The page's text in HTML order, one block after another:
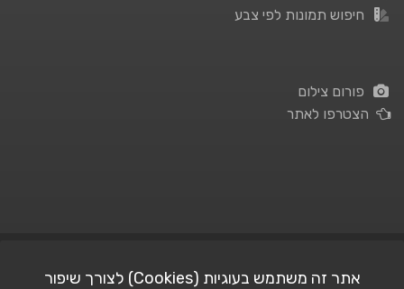
חיפוש תמונות לפי צבע
פורום צילום
הצטרפו לאתר
אתר זה משתמש בעוגיות (Cookies) לצורך שיפור